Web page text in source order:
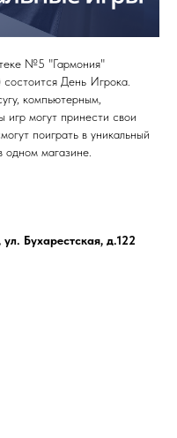
№5 "Гармония"
День Игрока.
компьютерным,
игр могут принести свои
поиграть в уникальный
одном магазине.
Бухарестская, д.122